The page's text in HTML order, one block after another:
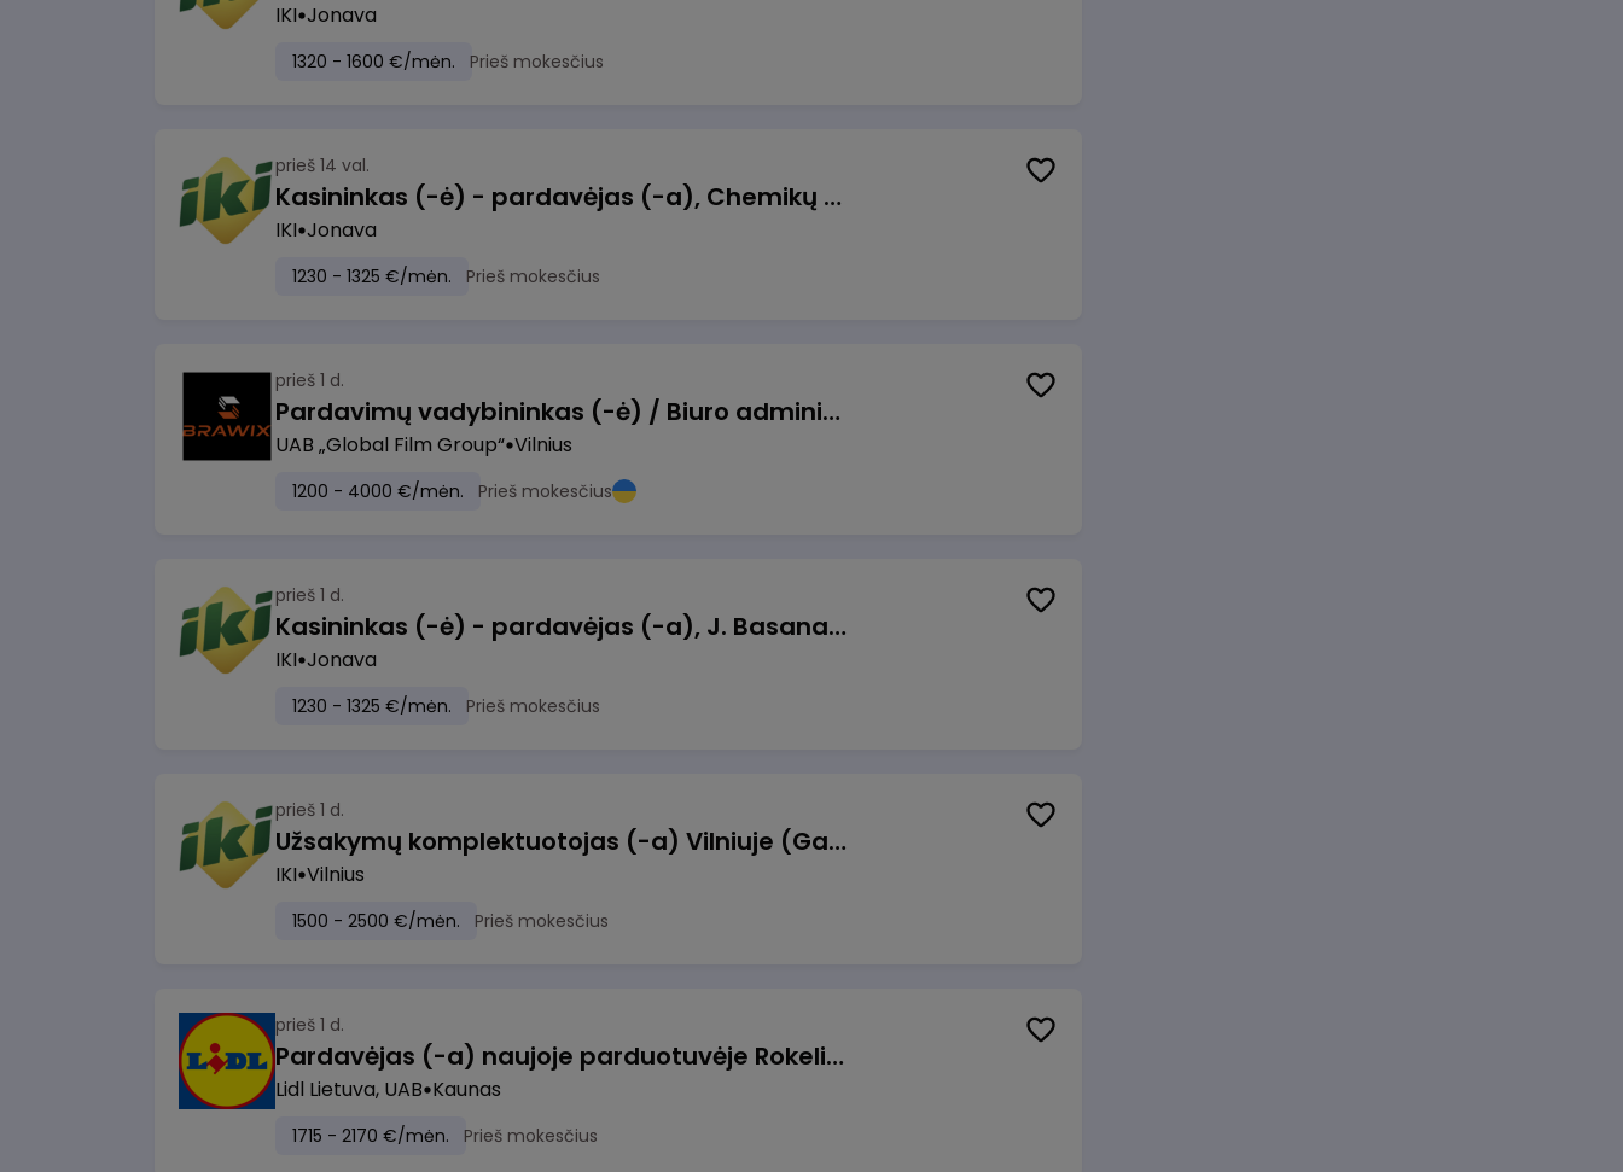
IKI Jonava
1320 - 1600 €/mėn. Prieš mokesčius
prieš 14 val.
Kasininkas (-ė) - pardavėjas (-a), Chemikų g. 1, Jonava
IKI Jonava
1230 - 1325 €/mėn. Prieš mokesčius
prieš 1 d.
Pardavimų vadybininkas (-ė) / Biuro administratorius (-ė) (B2B)
UAB „Global Film Group“ Vilnius
1200 - 4000 €/mėn. Prieš mokesčius
prieš 1 d.
Kasininkas (-ė) - pardavėjas (-a), J. Basanavičiaus g. 6, Jonava
IKI Jonava
1230 - 1325 €/mėn. Prieš mokesčius
prieš 1 d.
Užsakymų komplektuotojas (-a) Vilniuje (Gariūnai)
IKI Vilnius
1500 - 2500 €/mėn. Prieš mokesčius
prieš 1 d.
Pardavėjas (-a) naujoje parduotuvėje Rokeliuose (NEMOKAMAS TRANSPORTAS)
Lidl Lietuva, UAB Kaunas
1715 - 2170 €/mėn. Prieš mokesčius